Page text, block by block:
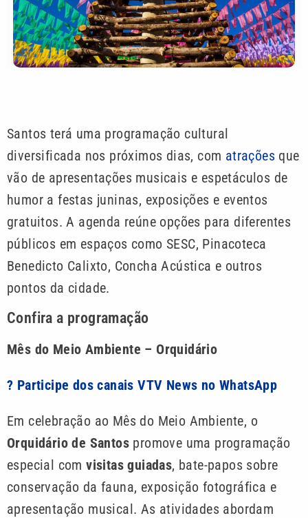
Santos terá uma programação cultural
diversificada nos próximos dias, com atrações que
vão de apresentações musicais e espetáculos de
humor a festas juninas, exposições e eventos
gratuitos. A agenda reúne opções para diferentes
públicos em espaços como SESC, Pinacoteca
Benedicto Calixto, Concha Acústica e outros
pontos da cidade.
Confira a programação
Mês do Meio Ambiente – Orquidário
? Participe dos canais VTV News no WhatsApp
Em celebração ao Mês do Meio Ambiente, o
Orquidário de Santos promove uma programação
especial comvisitas guiadas, bate-papos sobre
conservação da fauna, exposição fotográfica e
apresentação musical. As atividades abordam